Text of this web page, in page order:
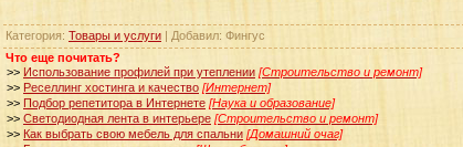
Категория: Товары и услуги | Добавил: Фингус
Что еще почитать?
>> Использование профилей при утеплении [Строительство и ремонт]
>> Реселлинг хостинга и качество [Интернет]
>> Подбор репетитора в Интернете [Наука и образование]
>> Светодиодная лента в интерьере [Строительство и ремонт]
>> Как выбрать свою мебель для спальни [Домашний очаг]